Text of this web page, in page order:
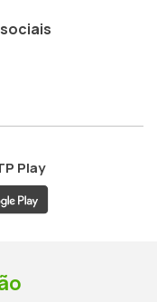
Play